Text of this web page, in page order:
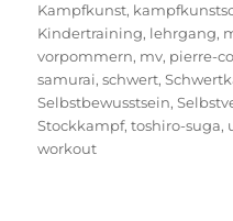
Kampfkunst,
Kindertraining, lehrgang,
vorpommern, mv, pierre-
samurai,schwert,
Selbstbewusstsein,
Stockkampf,toshiro-suga,
workout